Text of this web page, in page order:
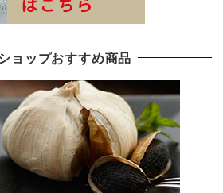
ョップおすすめ商品